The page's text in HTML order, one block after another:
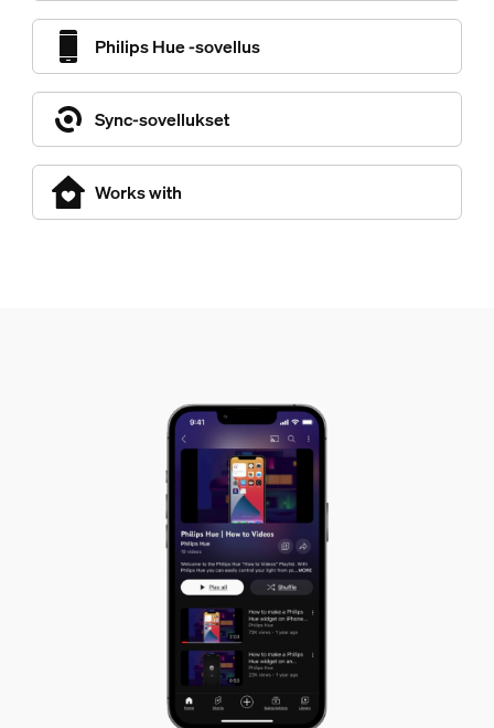
Philips Hue -sovellus
Sync-sovellukset
Works with